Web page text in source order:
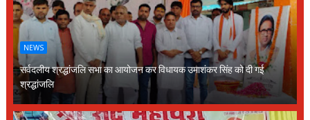
NEWS
सर्वदलीय श्रद्धांजलि सभा का आयोजन कर विधायक उमाशंकर सिंह को दी गई
श्रद्धांजलि